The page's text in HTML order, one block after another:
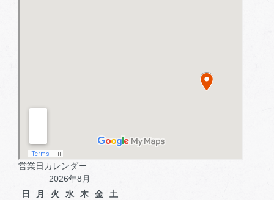
営業日カレンダー
2026年8月
日
月 火 水 木 金
土